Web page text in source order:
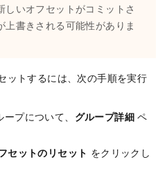
しいオフセットがコミットさ
上書きされる可能性がありま
ットするには、次の手順を実行
プについて、 グループ詳細 ペ
セットのリセット をクリックし